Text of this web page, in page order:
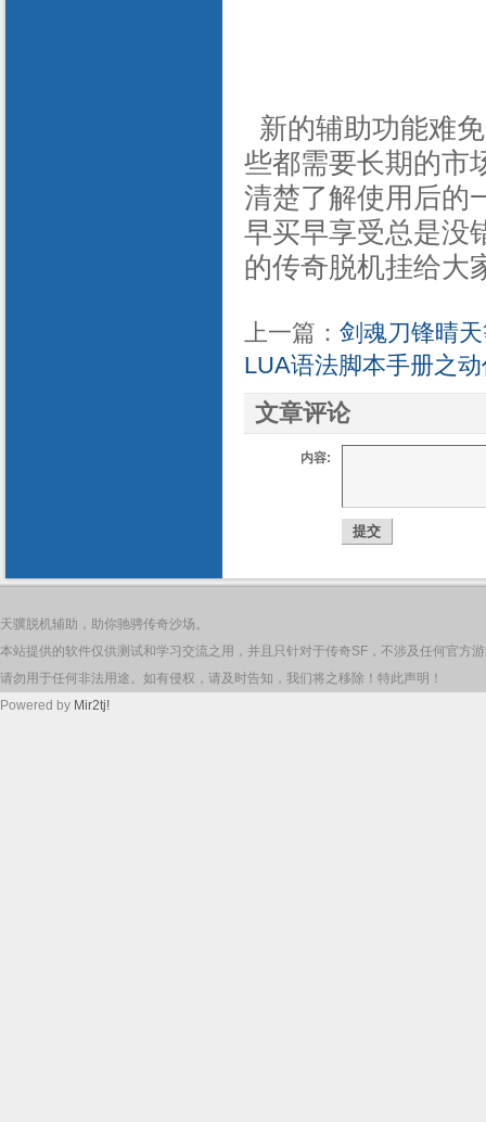
新的辅助功能难
些都需要长期的市
清楚了解使用后的
早买早享受总是没
的传奇脱机挂给大
上一篇： 剑魂刀锋晴
LUA语法脚本手册之
文章评论
内容:
天骥脱机辅助，助你驰骋传奇沙场。
本站提供的软件仅供测试和学习交流之用，并且只针对于传奇SF，不涉及任何官方
请勿用于任何非法用途。如有侵权，请及时告知，我们将之移除！特此声明！
Powered by Mir2tj!